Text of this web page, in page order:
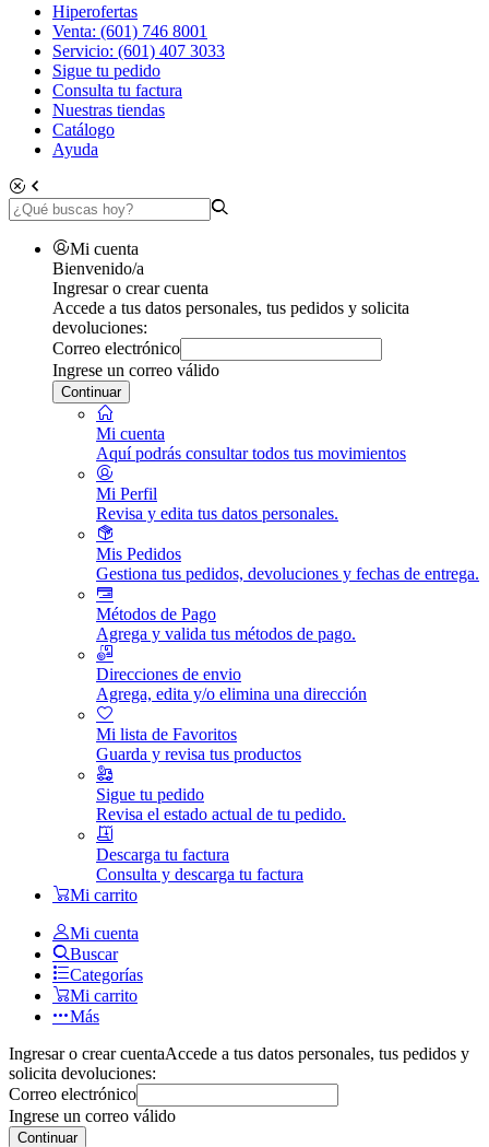
Hiperofertas
Venta: (601) 746 8001
Servicio: (601) 407 3033
Sigue tu pedido
Consulta tu factura
Nuestras tiendas
Catálogo
Ayuda
Mi cuenta
Bienvenido/a
Ingresar o crear cuenta
Accede a tus datos personales, tus pedidos y solicita
devoluciones:
Correo electrónico
Ingrese un correo válido
Continuar
Mi cuenta
Aquí podrás consultar todos tus movimientos
Mi Perfil
Revisa y edita tus datos personales.
Mis Pedidos
Gestiona tus pedidos, devoluciones y fechas de entrega.
Métodos de Pago
Agrega y valida tus métodos de pago.
Direcciones de envio
Agrega, edita y/o elimina una dirección
Mi lista de Favoritos
Guarda y revisa tus productos
Sigue tu pedido
Revisa el estado actual de tu pedido.
Descarga tu factura
Consulta y descarga tu factura
Mi carrito
Mi cuenta
Buscar
Categorías
Mi carrito
Más
Ingresar o crear cuentaAccede a tus datos personales, tus pedidos y
solicita devoluciones:
Correo electrónico
Ingrese un correo válido
Continuar